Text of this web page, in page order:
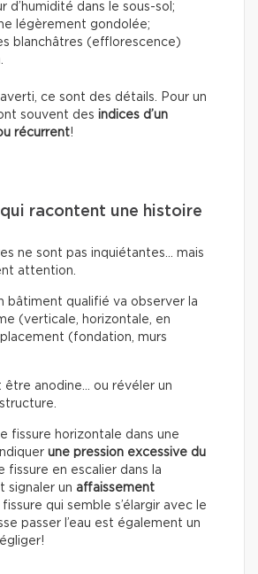
d’humidité dans le sous-sol;
légèrement gondolée;
blanchâtres (efflorescence)
ce sont des détails. Pour un
souvent des indices d’un
récurrent!
racontent une histoire
ne sont pas inquiétantes… mais
attention.
bâtiment qualifié va observer la
(verticale, horizontale, en
(fondation, murs
être anodine… ou révéler un
fissure horizontale dans une
une pression excessive du
fissure en escalier dans la
signaler un affaissement
fissure qui semble s’élargir avec le
passer l’eau est également un